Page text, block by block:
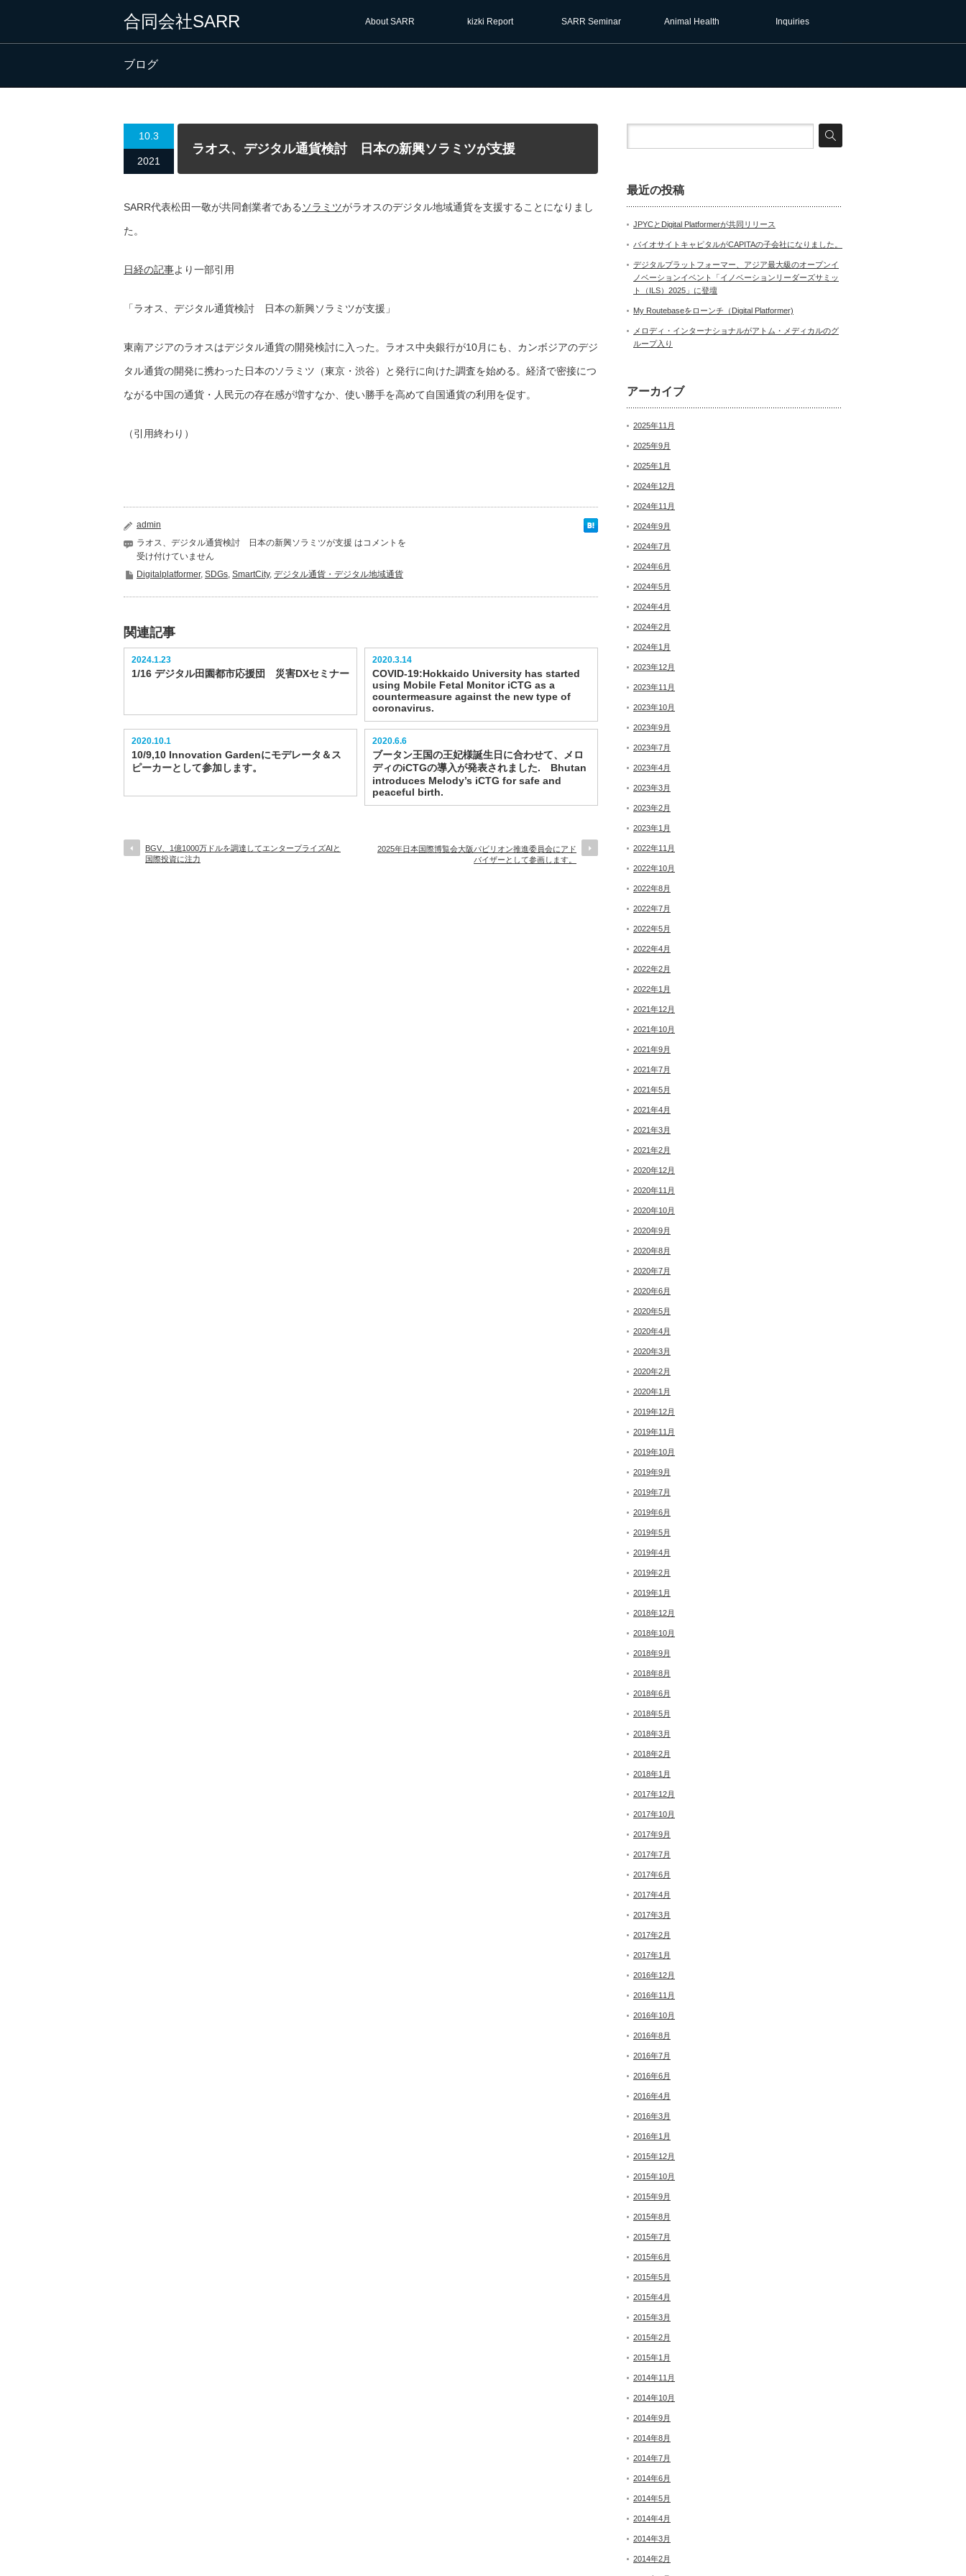
合同会社SARR About SARR kizki Report SARR Seminar Animal Health Inquiries
ブログ
10.3
2021
ラオス、デジタル通貨検討 日本の新興ソラミツが支援
SARR代表松田一敬が共同創業者である ソラミツがラオスのデジタル地域通貨を支援することになりまし
た。
日経の記事より一部引用
「ラオス、デジタル通貨検討 日本の新興ソラミツが支援」
東南アジアのラオスはデジタル通貨の開発検討に入った。ラオス中央銀行が10月にも、カンボジアのデジ
タル通貨の開発に携わった日本のソラミツ（東京・渋谷）と発行に向けた調査を始める。経済で密接につ
ながる中国の通貨・人民元の存在感が増すなか、使い勝手を高めて自国通貨の利用を促す。
（引用終わり）
admin
ラオス、デジタル通貨検討 日本の新興ソラミツが支援 はコメントを
受け付けていません
Digitalplatformer, SDGs, SmartCity, デジタル通貨・デジタル地域通貨
関連記事
2024.1.23
1/16 デジタル田園都市応援団 災害DXセミナー
2020.3.14
COVID-19:Hokkaido University has started
using Mobile Fetal Monitor iCTG as a
countermeasure against the new type of
coronavirus.
2020.10.1
10/9,10 Innovation Gardenにモデレータ＆ス
ピーカーとして参加します。
2020.6.6
ブータン王国の王妃様誕生日に合わせて、メロ
ディのiCTGの導入が発表されました. Bhutan
introduces Melody’s iCTG for safe and
peaceful birth.
BGV、1億1000万ドルを調達してエンタープライズAIと
国際投資に注力
2025年日本国際博覧会大阪パビリオン推進委員会にアド
バイザーとして参画します。
最近の投稿
JPYCとDigital Platformerが共同リリース
バイオサイトキャピタルがCAPITAの子会社になりました。
デジタルプラットフォーマー、アジア最大級のオープンイ
ノベーションイベント「イノベーションリーダーズサミッ
ト（ILS）2025」に登壇
My Routebaseをローンチ（Digital Platformer)
メロディ・インターナショナルがアトム・メディカルのグ
ループ入り
アーカイブ
2025年11月
2025年9月
2025年1月
2024年12月
2024年11月
2024年9月
2024年7月
2024年6月
2024年5月
2024年4月
2024年2月
2024年1月
2023年12月
2023年11月
2023年10月
2023年9月
2023年7月
2023年4月
2023年3月
2023年2月
2023年1月
2022年11月
2022年10月
2022年8月
2022年7月
2022年5月
2022年4月
2022年2月
2022年1月
2021年12月
2021年10月
2021年9月
2021年7月
2021年5月
2021年4月
2021年3月
2021年2月
2020年12月
2020年11月
2020年10月
2020年9月
2020年8月
2020年7月
2020年6月
2020年5月
2020年4月
2020年3月
2020年2月
2020年1月
2019年12月
2019年11月
2019年10月
2019年9月
2019年7月
2019年6月
2019年5月
2019年4月
2019年2月
2019年1月
2018年12月
2018年10月
2018年9月
2018年8月
2018年6月
2018年5月
2018年3月
2018年2月
2018年1月
2017年12月
2017年10月
2017年9月
2017年7月
2017年6月
2017年4月
2017年3月
2017年2月
2017年1月
2016年12月
2016年11月
2016年10月
2016年8月
2016年7月
2016年6月
2016年4月
2016年3月
2016年1月
2015年12月
2015年10月
2015年9月
2015年8月
2015年7月
2015年6月
2015年5月
2015年4月
2015年3月
2015年2月
2015年1月
2014年11月
2014年10月
2014年9月
2014年8月
2014年7月
2014年6月
2014年5月
2014年4月
2014年3月
2014年2月